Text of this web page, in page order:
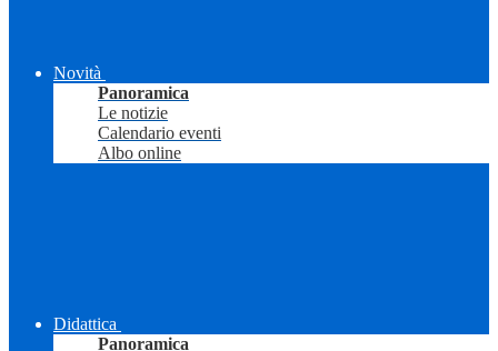
Novità
Panoramica
Le notizie
Calendario eventi
Albo online
Didattica
Panoramica